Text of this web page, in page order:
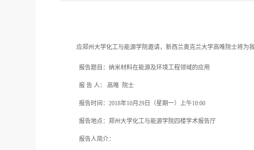
应郑州大学化工与能源学院邀请，新西兰奥克兰大学高唯院士将为
报告题目：纳米材料在能源及环境工程领域的应用
报 告 人： 高唯 院士
报告时间： 2018年10月29日（星期一）上午10:00
报告地点：郑州大学化工与能源学院四楼学术报告厅
报告人简介：